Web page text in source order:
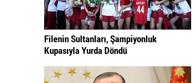
Filenin Sultanları, Şampiyonluk
Kupasıyla Yurda Döndü